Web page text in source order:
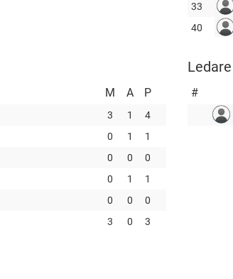
33
40
M A P
3 1
4
0 1
1
0 0
0
0 1
1
0 0
0
3 0 3
Ledare
#